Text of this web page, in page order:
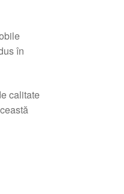
în
calitate